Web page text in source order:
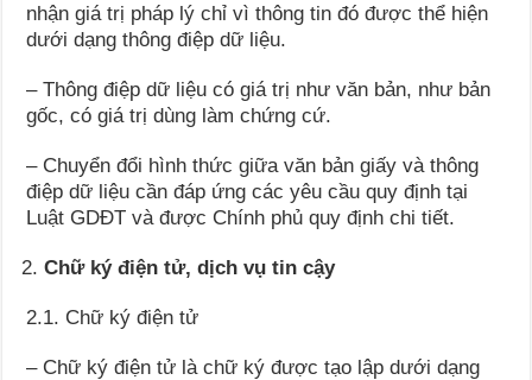
nhận giá trị pháp lý chỉ vì thông tin đó được thể hiện
dưới dạng thông điệp dữ liệu.
– Thông điệp dữ liệu có giá trị như văn bản, như bản
gốc, có giá trị dùng làm chứng cứ.
– Chuyển đổi hình thức giữa văn bản giấy và thông
điệp dữ liệu cần đáp ứng các yêu cầu quy định tại
Luật GDĐT và được Chính phủ quy định chi tiết.
Chữ ký điện tử, dịch vụ tin cậy
2.1. Chữ ký điện tử
– Chữ ký điện tử là chữ ký được tạo lập dưới dạng